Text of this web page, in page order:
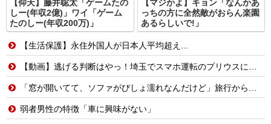
【仰天】藤井聡太「ゲームたの
しー(年収2億)」ワイ「ゲーム
たのしー(年収200万)」
【マジかよ】キョン「なんかあ
っちの方に全然敵がおらん楽園
あるらしいで!」
【生活保護】永住外国人が日本人平均超え...
【動画】逃げる判断はやっ！埼玉でスマホ運転のプリウスに当て逃げされる車載。
「窓が開いてて、ソファがびしょ濡れなんだけど」旅行から帰った友人から届いた一通の続き…
弱者男性の特徴「車に興味がない」